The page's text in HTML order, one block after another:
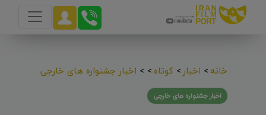
خانه> اخبار> کوتاه>
> اخبار جشنواره های خارجی
اخبار جشنواره های خارجی